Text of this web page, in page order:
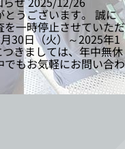
うございます。 誠に
一時停止させていただ
30日（火）～2025年1
きましては、年中無休
もお気軽にお問い合わ